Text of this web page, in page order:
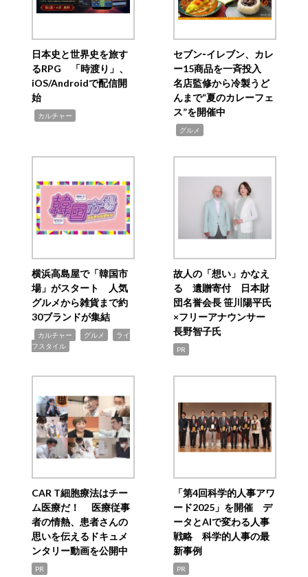
日本史と世界史を旅す
るRPG 「時渡り」、
iOS/Androidで配信開
始
カルチャー
セブン‐イレブン、カレ
ー15商品を一斉投入
名店監修から冷製うど
んまで“夏のカレーフェ
ス”を開催中
グルメ
横浜高島屋で「韓国市
場」がスタート 人気
グルメから雑貨まで約
30ブランドが集結
カルチャー グルメ
ライ
フスタイル
故人の「想い」かなえ
る 遺贈寄付 日本財
団名誉会長 笹川陽平氏
×フリーアナウンサー
長野智子氏
PR
CAR T細胞療法はチー
ム医療だ！ 医療従事
者の情熱、患者さんの
思いを伝えるドキュメ
ンタリー動画を公開中
PR
「第4回科学的人事アワ
ード2025」を開催 デ
ータとAIで変わる人事
戦略 科学的人事の最
新事例
PR